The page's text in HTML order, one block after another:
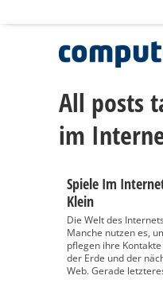
All posts
im
Spiele Im
Klein
Die Welt des
Manche nutzen es,
pflegen ihre
der Erde und der
Web. Gerade